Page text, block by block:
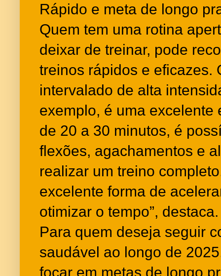
Rápido e meta de longo
Quem tem uma rotina
deixar de treinar, pode
treinos rápidos e eficazes.
intervalado de alta
exemplo, é uma excelente
de 20 a 30 minutos, é
flexões, agachamentos e
realizar um treino
excelente forma de
otimizar o tempo”, destaca.
Para quem deseja seguir
saudável ao longo de
focar em metas de longo